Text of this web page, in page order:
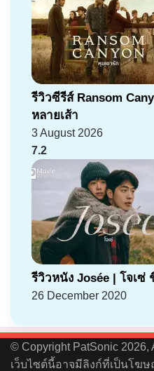
รีวิวซีรีส์ Ransom
หลายเส้า
3 August 2026
7.2
รีวิวหนัง Josée | โจเซ่
26 December 2020
© Copyright PatSonic 2026,
เว็บไซต์นี้อาจมีลิงก์ที่เป็นโฆ